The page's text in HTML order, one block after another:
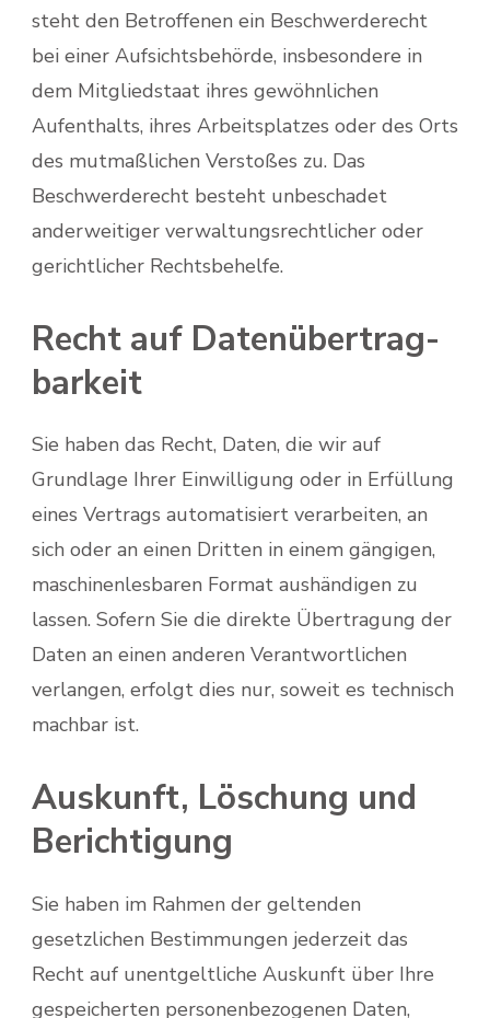
steht den Betroffenen ein Beschwerderecht
bei einer Aufsichtsbehörde, insbesondere in
dem Mitgliedstaat ihres gewöhnlichen
Aufenthalts, ihres Arbeitsplatzes oder des Orts
des mutmaßlichen Verstoßes zu. Das
Beschwerderecht besteht unbeschadet
anderweitiger verwaltungsrechtlicher oder
gerichtlicher Rechtsbehelfe.
Recht auf Daten­übertrag­
barkeit
Sie haben das Recht, Daten, die wir auf
Grundlage Ihrer Einwilligung oder in Erfüllung
eines Vertrags automatisiert verarbeiten, an
sich oder an einen Dritten in einem gängigen,
maschinenlesbaren Format aushändigen zu
lassen. Sofern Sie die direkte Übertragung der
Daten an einen anderen Verantwortlichen
verlangen, erfolgt dies nur, soweit es technisch
machbar ist.
Auskunft, Löschung und
Berichtigung
Sie haben im Rahmen der geltenden
gesetzlichen Bestimmungen jederzeit das
Recht auf unentgeltliche Auskunft über Ihre
gespeicherten personenbezogenen Daten,